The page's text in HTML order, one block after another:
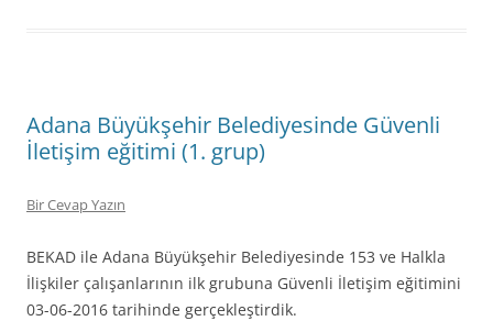
Adana Büyükşehir Belediyesinde Güvenli
İletişim eğitimi (1. grup)
Bir Cevap Yazın
BEKAD ile Adana Büyükşehir Belediyesinde 153 ve Halkla
İlişkiler çalışanlarının ilk grubuna Güvenli İletişim eğitimini
03-06-2016 tarihinde gerçekleştirdik.